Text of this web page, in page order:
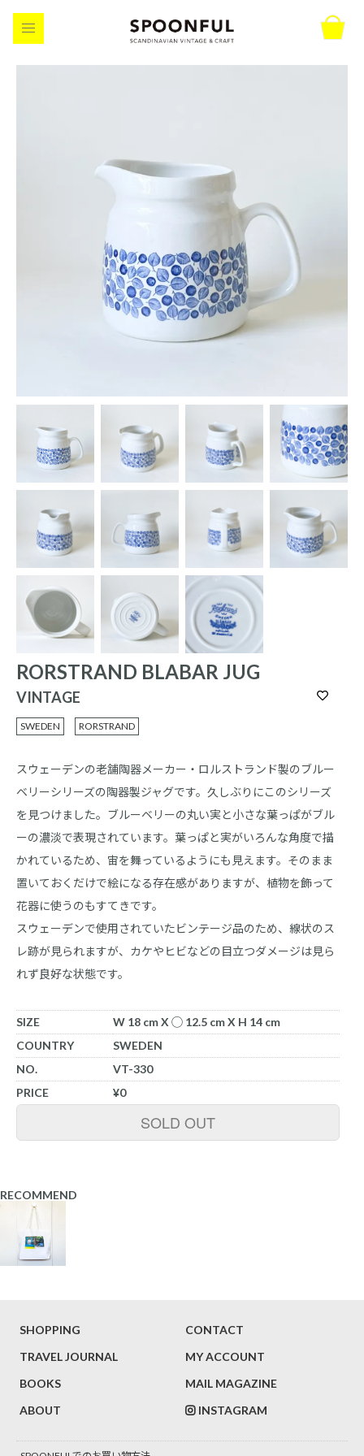
RORSTRAND BLABAR JUG
VINTAGE
SWEDEN RORSTRAND
スウェーデンの老舗陶器メーカー・ロルストランド製のブルー
ベリーシリーズの陶器製ジャグです。久しぶりにこのシリーズ
を見つけました。ブルーベリーの丸い実と小さな葉っぱがブル
ーの濃淡で表現されています。葉っぱと実がいろんな角度で描
かれているため、宙を舞っているようにも見えます。そのまま
置いておくだけで絵になる存在感がありますが、植物を飾って
花器に使うのもすてきです。
スウェーデンで使用されていたビンテージ品のため、線状のス
レ跡が見られますが、カケやヒビなどの目立つダメージは見ら
れず良好な状態です。
SIZE
W 18 cm X ◯ 12.5 cm X H 14 cm
COUNTRY
SWEDEN
NO.
VT-330
PRICE
¥0
SOLD OUT
RECOMMEND
SHOPPING
TRAVEL JOURNAL
BOOKS
ABOUT
CONTACT
MY ACCOUNT
MAIL MAGAZINE
INSTAGRAM